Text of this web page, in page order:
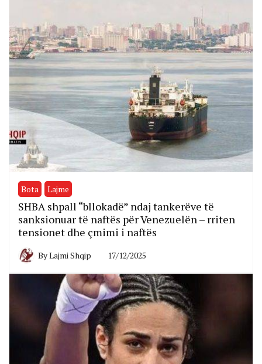
Bota Lajme
SHBA shpall “bllokadë” ndaj tankerëve të
sanksionuar të naftës për Venezuelën – rriten
tensionet dhe çmimi i naftës
ByLajmi Shqip 17/12/2025